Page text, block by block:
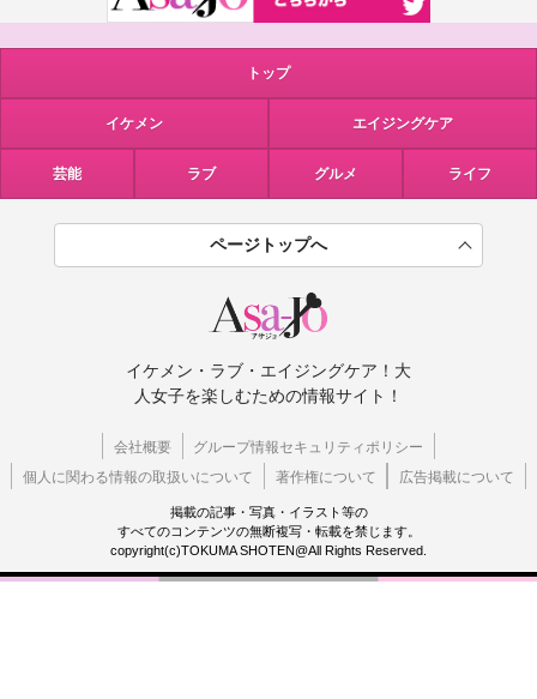
トップ
イケメン エイジングケア
芸能 ラブ グルメ ライフ
ページトップへ
イケメン・ラブ・エイジングケア！大
人女子を楽しむための情報サイト！
会社概要
グループ情報セキュリティポリシー
個人に関わる情報の取扱いについて
著作権について 広告掲載について
掲載の記事・写真・イラスト等の
すべてのコンテンツの無断複写・転載を禁じます。
copyright(c)TOKUMA SHOTEN@All Rights Reserved.